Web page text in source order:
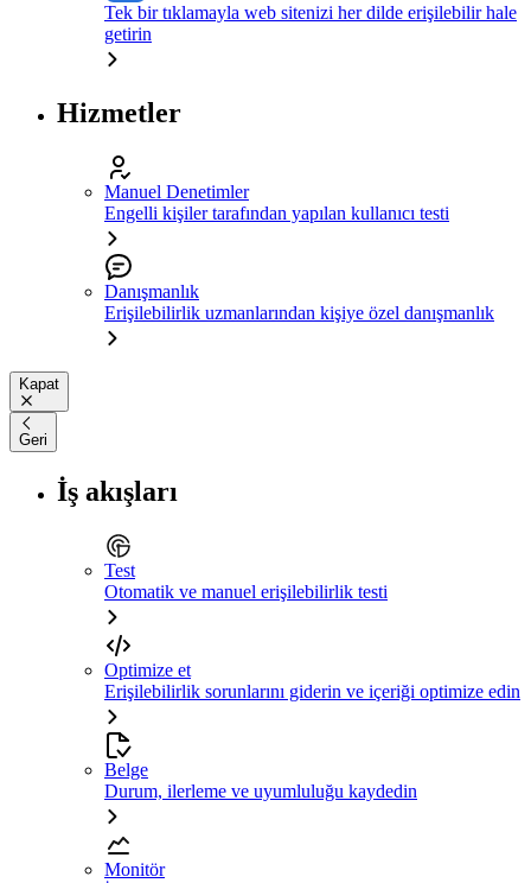
Tek bir tıklamayla web sitenizi her dilde erişilebilir hale
getirin
Hizmetler
Manuel Denetimler
Engelli kişiler tarafından yapılan kullanıcı testi
Danışmanlık
Erişilebilirlik uzmanlarından kişiye özel danışmanlık
Kapat
Geri
İş akışları
Test
Otomatik ve manuel erişilebilirlik testi
Optimize et
Erişilebilirlik sorunlarını giderin ve içeriği optimize edin
Belge
Durum, ilerleme ve uyumluluğu kaydedin
Monitör